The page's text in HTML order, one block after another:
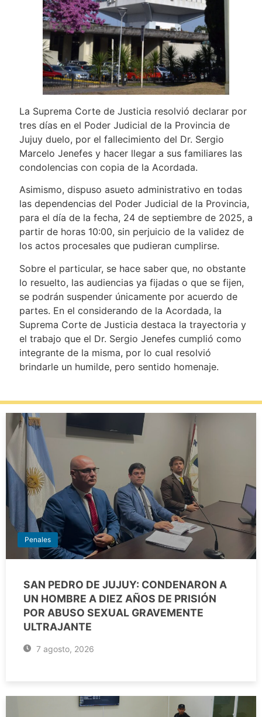
La Suprema Corte de Justicia resolvió declarar por
tres días en el Poder Judicial de la Provincia de
Jujuy duelo, por el fallecimiento del Dr. Sergio
Marcelo Jenefes y hacer llegar a sus familiares las
condolencias con copia de la Acordada.
Asimismo, dispuso asueto administrativo en todas
las dependencias del Poder Judicial de la Provincia,
para el día de la fecha, 24 de septiembre de 2025, a
partir de horas 10:00, sin perjuicio de la validez de
los actos procesales que pudieran cumplirse.
Sobre el particular, se hace saber que, no obstante
lo resuelto, las audiencias ya fijadas o que se fijen,
se podrán suspender únicamente por acuerdo de
partes. En el considerando de la Acordada, la
Suprema Corte de Justicia destaca la trayectoria y
el trabajo que el Dr. Sergio Jenefes cumplió como
integrante de la misma, por lo cual resolvió
brindarle un humilde, pero sentido homenaje.
Penales
SAN PEDRO DE JUJUY: CONDENARON A
UN HOMBRE A DIEZ AÑOS DE PRISIÓN
POR ABUSO SEXUAL GRAVEMENTE
ULTRAJANTE
7 agosto, 2026